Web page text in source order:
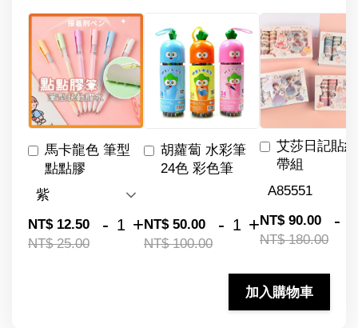
馬卡龍色 筆型
點點膠
NT$ 12.50
NT$ 25.00
- +
胡蘿蔔 水彩筆
24色 彩色筆
NT$ 50.00
NT$ 100.00
- +
艾莎日記貼
帶組
NT$ 90.00
NT$ 180.00
-
加入購物車